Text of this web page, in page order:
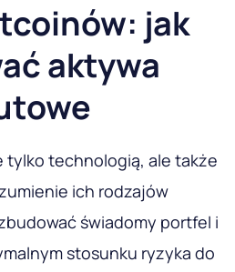
jak
aktywa
tylko technologią, ale także
ich rodzajów
świadomy portfel i
stosunku ryzyka do